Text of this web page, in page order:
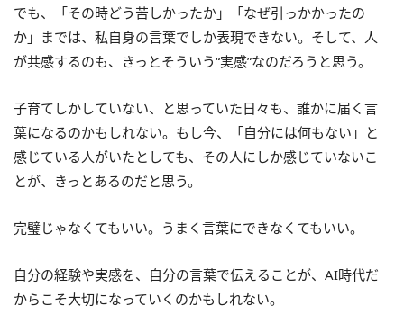
でも、「その時どう苦しかったか」「なぜ引っかかったの
か」までは、私自身の言葉でしか表現できない。そして、人
が共感するのも、きっとそういう“実感”なのだろうと思う。
子育てしかしていない、と思っていた日々も、誰かに届く言
葉になるのかもしれない。もし今、「自分には何もない」と
感じている人がいたとしても、その人にしか感じていないこ
とが、きっとあるのだと思う。
完璧じゃなくてもいい。うまく言葉にできなくてもいい。
自分の経験や実感を、自分の言葉で伝えることが、AI時代だ
からこそ大切になっていくのかもしれない。